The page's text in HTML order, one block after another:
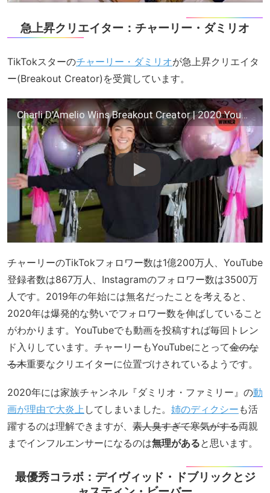
急上昇クリエイター：チャーリー・ダミリオ
TikTokスターのチャーリー・ダミリオが急上昇クリエイタ
ー(Breakout Creator)を受賞しています。
Charli D'Amelio Wins Breakout Creator | 2020 YouTube Streamy Awards
チャーリーのTikTokフォロワー数は1億200万人、YouTube
登録者数は867万人、Instagramのフォロワー数は3500万
人です。2019年の年始には無名だったことを考えると、
2020年は爆発的な勢いでフォロワー数を伸ばしていること
がわかります。YouTubeでも動画を投稿すれば毎回トレン
ド入りしています。チャーリーもYouTubeにとって金のな
る木重要なクリエイターに位置づけされているようです。
2020年には家族チャンネル『ダミリオ・ファミリー』の動
画が理由で大炎上 してしまいました。 姉のディクシー も活
躍するのは理解できますが、 素人臭すぎて寒気がする両親
までインフルエンサーになるのは無理があると思います。
最優秀コラボ：デイヴィッド・ドブリックとジ